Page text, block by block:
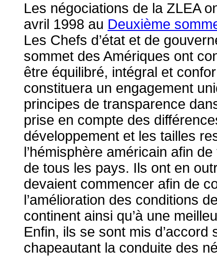
Les négociations de la ZLEA
avril 1998 au Deuxième
Les Chefs d’état et de
sommet des Amériques ont
être équilibré, intégral et
constituera un engagement
principes de transparence
prise en compte des
développement et les tailles
l’hémisphère américain afin
de tous les pays. Ils ont en
devaient commencer afin de
l’amélioration des conditions
continent ainsi qu’à une
Enfin, ils se sont mis d’accord
chapeautant la conduite des